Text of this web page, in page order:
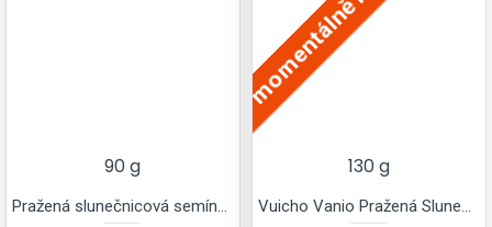
90 g
Pražená slunečnicová semínka Kerpi
130 g
Vuicho Vanio Pražená Slunečnicová semínka